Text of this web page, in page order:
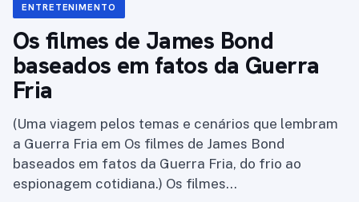
ENTRETENIMENTO
Os filmes de James Bond
baseados em fatos da Guerra
Fria
(Uma viagem pelos temas e cenários que lembram
a Guerra Fria em Os filmes de James Bond
baseados em fatos da Guerra Fria, do frio ao
espionagem cotidiana.) Os filmes…